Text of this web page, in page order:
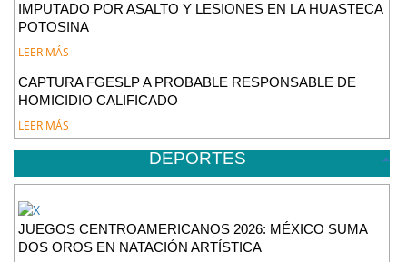
IMPUTADO POR ASALTO Y LESIONES EN LA HUASTECA
POTOSINA
LEER MÁS
CAPTURA FGESLP A PROBABLE RESPONSABLE DE
HOMICIDIO CALIFICADO
LEER MÁS
DEPORTES
JUEGOS CENTROAMERICANOS 2026: MÉXICO SUMA
DOS OROS EN NATACIÓN ARTÍSTICA